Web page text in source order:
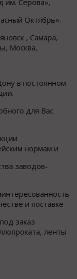
им. Серова»,
Октябрь».
, Самара,
Москва,
в постоянном
для Вас
нормам и
заводов-
и поставке
заказ
ленты